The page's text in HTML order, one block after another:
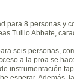
para 8 personas y
Tullio Abbate,
seis personas,
a la proa se
instrumentación